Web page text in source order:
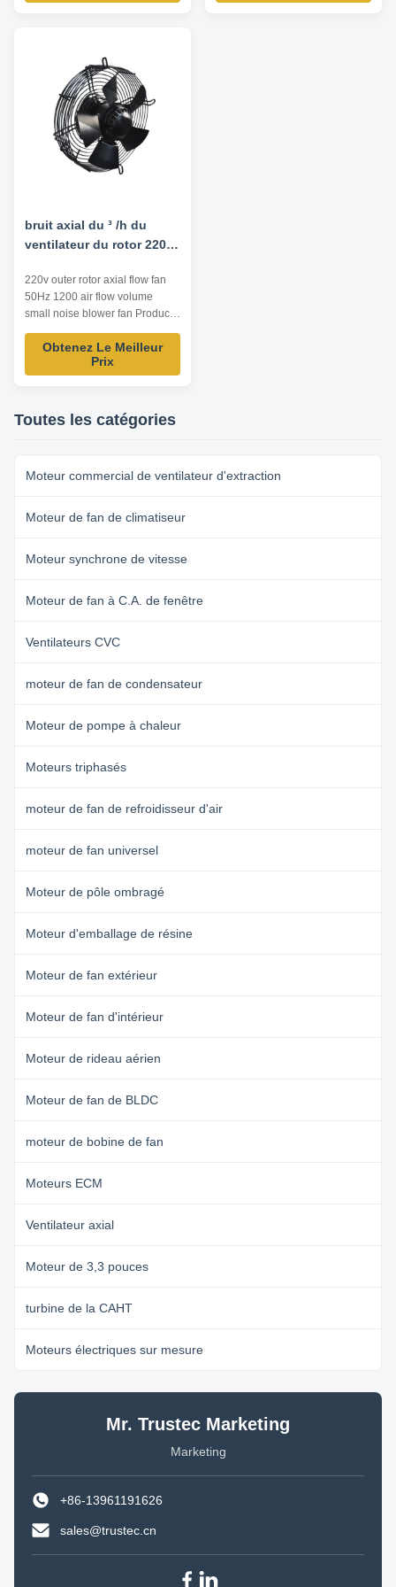
start-up and low start-up current
500~16000m³/h Operating
bruit axial du ³ /h du
ventilateur du rotor 220v
220v outer rotor axial flow fan
50Hz 1200 air flow volume
small noise blower fan Product
Advantage 1. compact structure
and small size Integral design of
motor makes the whole structure
speed regulation range, smooth
start-up and low start-up ...
Obtenez Le Meilleur
Prix
Toutes les catégories
Moteur commercial de ventilateur d'extraction
Moteur de fan de climatiseur
Moteur synchrone de vitesse
Moteur de fan à C.A. de fenêtre
Ventilateurs CVC
moteur de fan de condensateur
Moteur de pompe à chaleur
Moteurs triphasés
moteur de fan de refroidisseur d'air
moteur de fan universel
Moteur de pôle ombragé
Moteur d'emballage de résine
Moteur de fan extérieur
Moteur de fan d'intérieur
Moteur de rideau aérien
Moteur de fan de BLDC
moteur de bobine de fan
Moteurs ECM
Ventilateur axial
Moteur de 3,3 pouces
turbine de la CAHT
Moteurs électriques sur mesure
Mr. Trustec Marketing
Marketing
+86-13961191626
sales@trustec.cn